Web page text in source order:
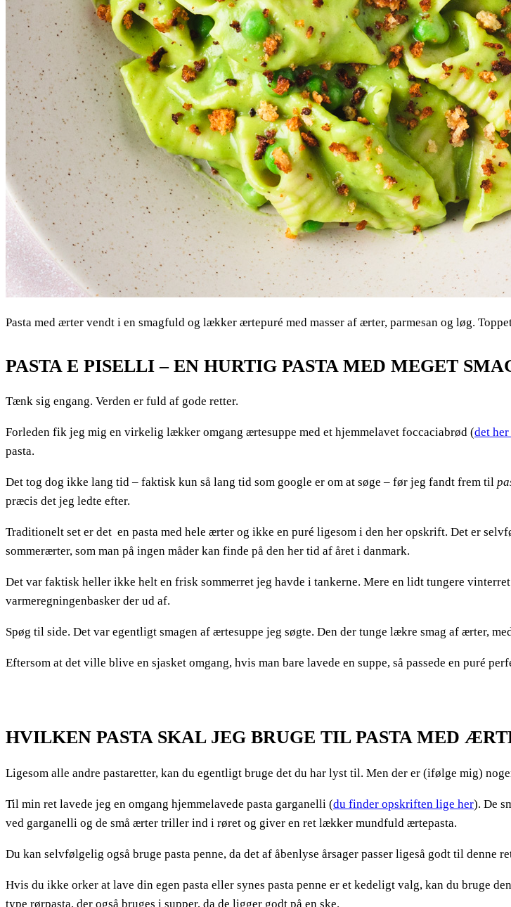
Pasta med ærter vendt i en smagfuld og lækker ærtepuré med masser af ærter, parmesan og løg.
PASTA E PISELLI – EN HURTIG PASTA MED MEGET
Tænk sig engang. Verden er fuld af gode retter.
Forleden fik jeg mig en virkelig lækker omgang ærtesuppe med et hjemmelavet foccaciabrød (det
pasta.
Det tog dog ikke lang tid – faktisk kun så lang tid som google er om at søge – før jeg fandt frem til
præcis det jeg ledte efter.
Traditionelt set er det en pasta med hele ærter og ikke en puré ligesom i den her opskrift. Det er
sommerærter, som man på ingen måder kan finde på den her tid af året i danmark.
Det var faktisk heller ikke helt en frisk sommerret jeg havde i tankerne. Mere en lidt tungere
varmeregningenbasker der ud af.
Spøg til side. Det var egentligt smagen af ærtesuppe jeg søgte. Den der tunge lækre smag af ærter,
Eftersom at det ville blive en sjasket omgang, hvis man bare lavede en suppe, så passede en puré
HVILKEN PASTA SKAL JEG BRUGE TIL PASTA MED
Ligesom alle andre pastaretter, kan du egentligt bruge det du har lyst til. Men der er (ifølge mig)
Til min ret lavede jeg en omgang hjemmelavede pasta garganelli (du finder opskriften lige her). De
ved garganelli og de små ærter triller ind i røret og giver en ret lækker mundfuld ærtepasta.
Du kan selvfølgelig også bruge pasta penne, da det af åbenlyse årsager passer ligeså godt til denne
Hvis du ikke orker at lave din egen pasta eller synes pasta penne er et kedeligt valg, kan du bruge
type rørpasta, der også bruges i supper, da de ligger godt på en ske.